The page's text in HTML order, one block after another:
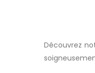
Découvrez